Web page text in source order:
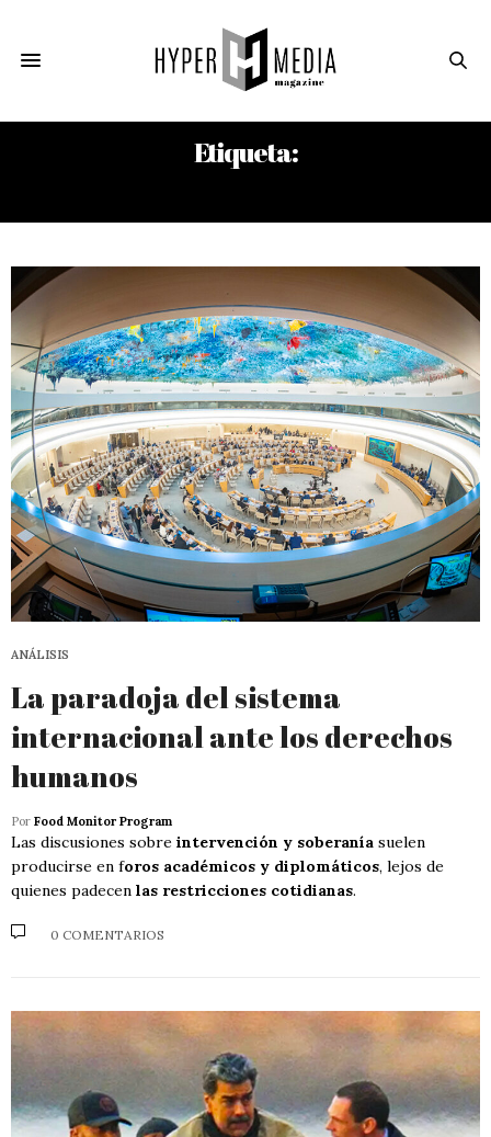
Etiqueta:
ANÁLISIS
La paradoja del sistema
internacional ante los derechos
humanos
Por Food Monitor Program
Las discusiones sobre intervención y soberanía suelen
producirse en foros académicos y diplomáticos, lejos de
quienes padecen las restricciones cotidianas.
0 COMENTARIOS